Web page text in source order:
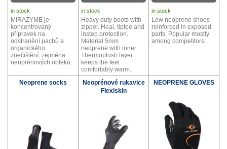
in stock in stock in stock
MIRAZYME je
koncentrovaný
přípravek na
odstranění pachů a
organického
znečištění, zejména
neoprénových obleků
Heavy duty boots with
zipper. Heal, tiptoe and
instep protection.
Material 5mm
neoprene with inner
Thermoplush layer
keeps the feet
comfortably warm.
Low neoprene shoes
reinforced in exposed
parts. Popular mostly
among competitors.
Neoprene socks
Neoprénové rukavice
Flexiskin
NEOPRENE GLOVES